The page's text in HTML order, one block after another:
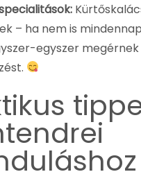
– ha nem is
egyszer megérnek